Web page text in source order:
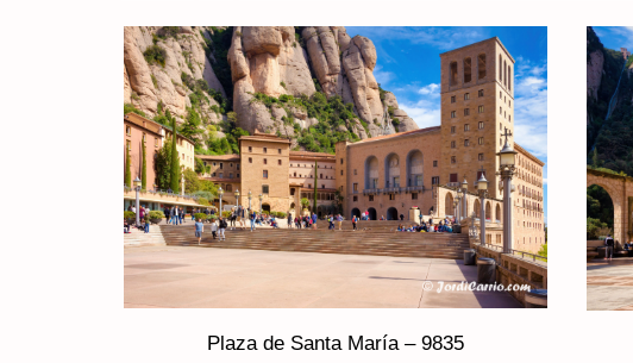
Plaza de Santa María – 9835